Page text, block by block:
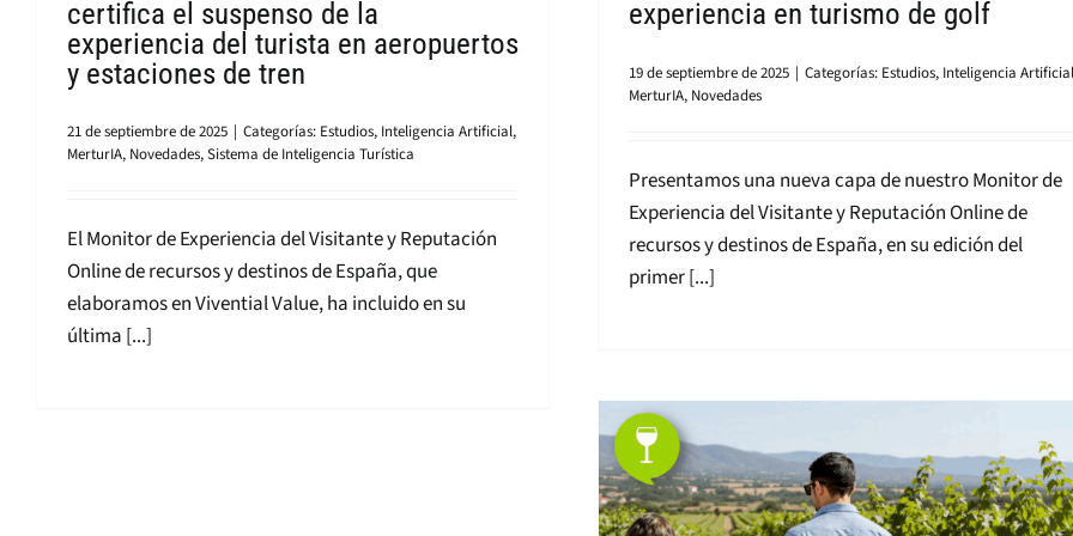
certifica el suspenso de la
experiencia del turista en aeropuertos
y estaciones de tren
21 de septiembre de 2025 | Categorías: Estudios, Inteligencia Artificial,
MerturIA, Novedades,Sistema de Inteligencia Turística
El Monitor de Experiencia del Visitante y Reputación
Online de recursos y destinos de España, que
elaboramos en Vivential Value, ha incluido en su
última [...]
experiencia en turismo de golf
19 de septiembre de 2025 | Categorías: Estudios, Inteligencia
MerturIA, Novedades
Presentamos una nueva capa de nuestro Monitor de
Experiencia del Visitante y Reputación Online de
recursos y destinos de España, en su edición del
primer [...]